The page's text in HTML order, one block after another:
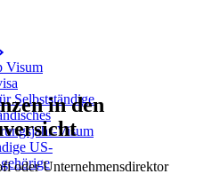
Visum
Selbstständige
Visum
US-
in den
oder Unternehmensdirektor